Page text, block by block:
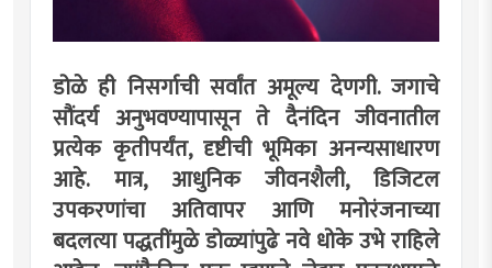
डोळे ही निसर्गाची सर्वांत अमूल्य देणगी. जगाचे
सौंदर्य अनुभवण्यापासून ते दैनंदिन जीवनातील
प्रत्येक कृतीपर्यंत, दृष्टीची भूमिका अनन्यसाधारण
आहे. मात्र, आधुनिक जीवनशैली, डिजिटल
उपकरणांचा अतिवापर आणि मनोरंजनाच्या
बदलत्या पद्धतींमुळे डोळ्यांपुढे नवे धोके उभे राहिले